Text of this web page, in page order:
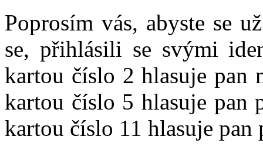
Poprosím vás, abyste se
se, přihlásili se svými
kartou číslo 2 hlasuje pan
kartou číslo 5 hlasuje pan
kartou číslo 11 hlasuje pan